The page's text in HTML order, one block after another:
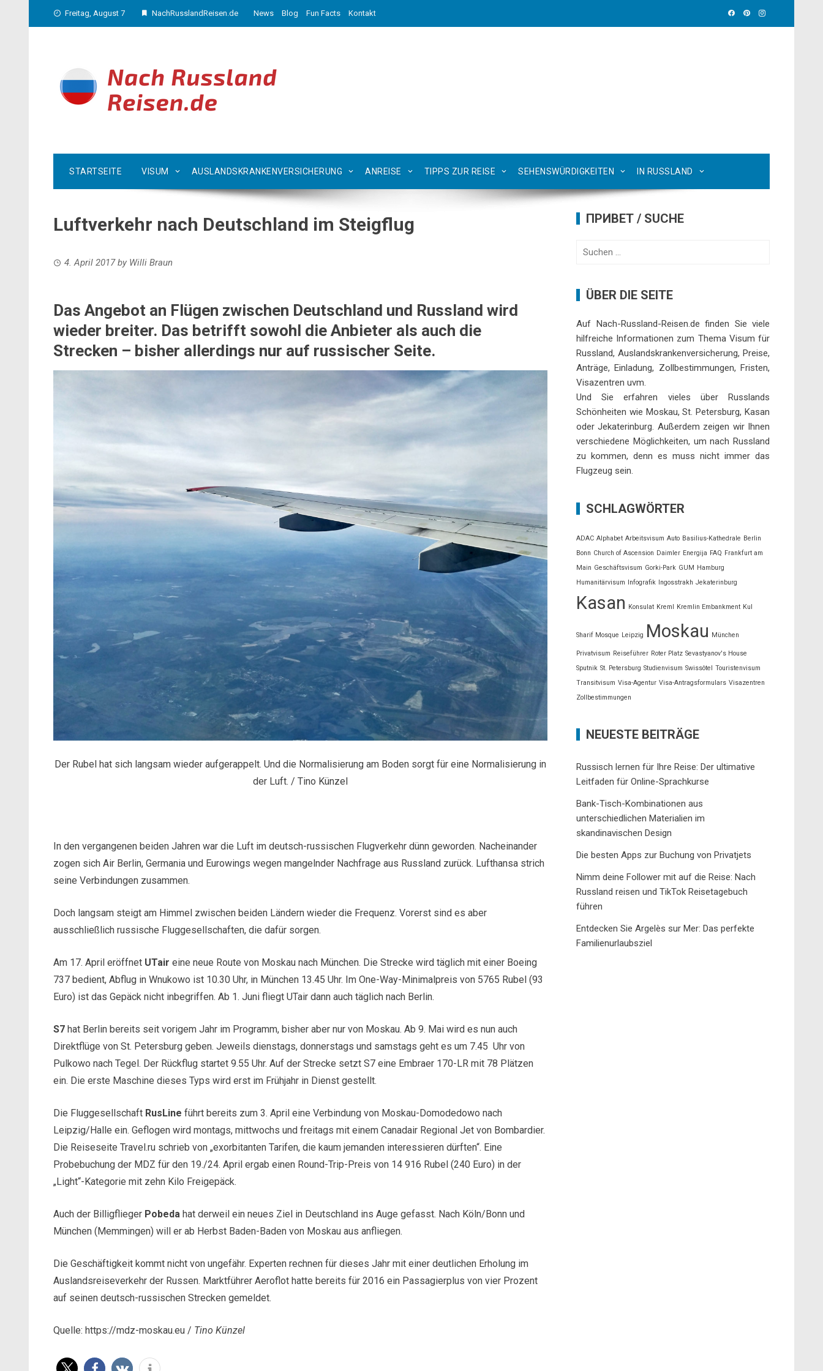
Freitag, August 7 NachRusslandReisen.de News Blog Fun Facts Kontakt
STARTSEITE VISUM AUSLANDSKRANKENVERSICHERUNG ANREISE TIPPS ZUR REISE SEHENSWÜRDIGKEITEN IN RUSSLAND
Luftverkehr nach Deutschland im Steigflug
4. April 2017by Willi Braun
Das Angebot an Flügen zwischen Deutschland und Russland wird
wieder breiter. Das betrifft sowohl die Anbieter als auch die
Strecken – bisher allerdings nur auf russischer Seite.
Der Rubel hat sich langsam wieder aufgerappelt. Und die Normalisierung am Boden sorgt für eine Normalisierung in
der Luft. / Tino Künzel
In den vergangenen beiden Jahren war die Luft im deutsch-russischen Flugverkehr dünn geworden. Nacheinander
zogen sich Air Berlin, Germania und Eurowings wegen mangelnder Nachfrage aus Russland zurück. Lufthansa strich
seine Verbindungen zusammen.
Doch langsam steigt am Himmel zwischen beiden Ländern wieder die Frequenz. Vorerst sind es aber
ausschließlich russische Fluggesellschaften, die dafür sorgen.
Am 17. April eröffnet UTair eine neue Route von Moskau nach München. Die Strecke wird täglich mit einer Boeing
737 bedient, Abflug in Wnukowo ist 10.30 Uhr, in München 13.45 Uhr. Im One-Way-Minimalpreis von 5765 Rubel (93
Euro) ist das Gepäck nicht inbegriffen. Ab 1. Juni fliegt UTair dann auch täglich nach Berlin.
S7 hat Berlin bereits seit vorigem Jahr im Programm, bisher aber nur von Moskau. Ab 9. Mai wird es nun auch
Direktflüge von St. Petersburg geben. Jeweils dienstags, donnerstags und samstags geht es um 7.45 Uhr von
Pulkowo nach Tegel. Der Rückflug startet 9.55 Uhr. Auf der Strecke setzt S7 eine Embraer 170-LR mit 78 Plätzen
ein. Die erste Maschine dieses Typs wird erst im Frühjahr in Dienst gestellt.
Die Fluggesellschaft RusLine führt bereits zum 3. April eine Verbindung von Moskau-Domodedowo nach
Leipzig/Halle ein. Geflogen wird montags, mittwochs und freitags mit einem Canadair Regional Jet von Bombardier.
Die Reiseseite Travel.ru schrieb von „exorbitanten Tarifen, die kaum jemanden interessieren dürften“. Eine
Probebuchung der MDZ für den 19./24. April ergab einen Round-Trip-Preis von 14 916 Rubel (240 Euro) in der
„Light“-Kategorie mit zehn Kilo Freigepäck.
Auch der Billigflieger Pobeda hat derweil ein neues Ziel in Deutschland ins Auge gefasst. Nach Köln/Bonn und
München (Memmingen) will er ab Herbst Baden-Baden von Moskau aus anfliegen.
Die Geschäftigkeit kommt nicht von ungefähr. Experten rechnen für dieses Jahr mit einer deutlichen Erholung im
Auslandsreiseverkehr der Russen. Marktführer Aeroflot hatte bereits für 2016 ein Passagierplus von vier Prozent
auf seinen deutsch-russischen Strecken gemeldet.
Quelle: https://mdz-moskau.eu / Tino Künzel
ПРИВЕТ / SUCHE
Suchen
ÜBER DIE SEITE
Auf Nach-Russland-Reisen.de finden Sie viele
hilfreiche Informationen zum Thema Visum für
Russland, Auslandskrankenversicherung, Preise,
Anträge, Einladung, Zollbestimmungen, Fristen,
Visazentren uvm.
Und Sie erfahren vieles über Russlands
Schönheiten wie Moskau, St. Petersburg, Kasan
oder Jekaterinburg. Außerdem zeigen wir Ihnen
verschiedene Möglichkeiten, um nach Russland
zu kommen, denn es muss nicht immer das
Flugzeug sein.
SCHLAGWÖRTER
ADAC Alphabet Arbeitsvisum Auto Basilius-Kathedrale Berlin
Bonn Church of Ascension Daimler Energija FAQ Frankfurt am
Main Geschäftsvisum Gorki-Park GUM Hamburg
Humanitärvisum Infografik Ingosstrakh Jekaterinburg
Kasan Konsulat Kreml Kremlin Embankment Kul
Sharif Mosque Leipzig Moskau München
Privatvisum Reiseführer Roter Platz Sevastyanov's House
Sputnik St. Petersburg Studienvisum Swissôtel Touristenvisum
Transitvisum Visa-Agentur Visa-Antragsformulars Visazentren
Zollbestimmungen
NEUESTE BEITRÄGE
Russisch lernen für Ihre Reise: Der ultimative
Leitfaden für Online-Sprachkurse
Bank-Tisch-Kombinationen aus
unterschiedlichen Materialien im
skandinavischen Design
Die besten Apps zur Buchung von Privatjets
Nimm deine Follower mit auf die Reise: Nach
Russland reisen und TikTok Reisetagebuch
führen
Entdecken Sie Argelès sur Mer: Das perfekte
Familienurlaubsziel